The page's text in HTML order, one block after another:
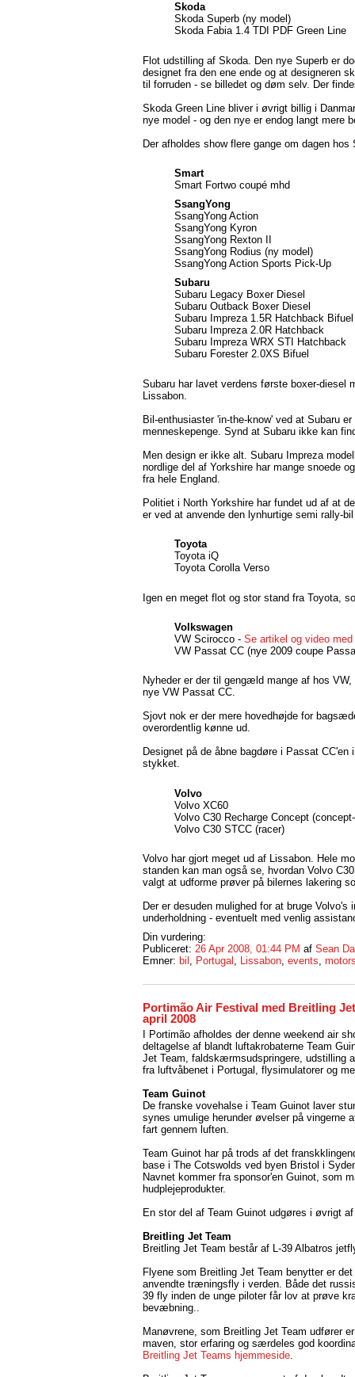
Skoda
Skoda Superb (ny model)
Skoda Fabia 1.4 TDI PDF Green Line
Flot udstilling af Skoda. Den nye Superb er
designet fra den ene ende og at designeren
til forruden - se billedet og døm selv. Der
Skoda Green Line bliver i øvrigt billig i
nye model - og den nye er endog langt mere
Der afholdes show flere gange om dagen
Smart
Smart Fortwo coupé mhd
SsangYong
SsangYong Action
SsangYong Kyron
SsangYong Rexton II
SsangYong Rodius (ny model)
SsangYong Action Sports Pick-Up
Subaru
Subaru Legacy Boxer Diesel
Subaru Outback Boxer Diesel
Subaru Impreza 1.5R Hatchback Bifuel
Subaru Impreza 2.0R Hatchback
Subaru Impreza WRX STI Hatchback
Subaru Forester 2.0XS Bifuel
Subaru har lavet verdens første boxer-diesel
Lissabon.
Bil-enthusiaster 'in-the-know' ved at Subaru
menneskepenge. Synd at Subaru ikke kan
Men design er ikke alt. Subaru Impreza
nordlige del af Yorkshire har mange snoede
fra hele England.
Politiet i North Yorkshire har fundet ud af at
er ved at anvende den lynhurtige semi rally-
Toyota
Toyota iQ
Toyota Corolla Verso
Igen en meget flot og stor stand fra Toyota,
Volkswagen
VW Scirocco - Se artikel og video
VW Passat CC (nye 2009 coupe
Nyheder er der til gengæld mange af hos
nye VW Passat CC.
Sjovt nok er der mere hovedhøjde for
overordentlig kønne ud.
Designet på de åbne bagdøre i Passat
stykket.
Volvo
Volvo XC60
Volvo C30 Recharge Concept
Volvo C30 STCC (racer)
Volvo har gjort meget ud af Lissabon. Hele
standen kan man også se, hvordan Volvo
valgt at udforme prøver på bilernes lakering
Der er desuden mulighed for at bruge
underholdning - eventuelt med venlig
Din vurdering:
Publiceret: 26 Apr 2008, 01:44 PM af Sean
Emner: bil , Portugal , Lissabon, events,
Portimão Air Festival med Breitling
april 2008
I Portimão afholdes der denne weekend air
deltagelse af blandt luftakrobaterne Team
Jet Team, faldskærmsudspringere, udstilling
fra luftvåbenet i Portugal, flysimulatorer og
Team Guinot
De franske vovehalse i Team Guinot laver
synes umulige herunder øvelser på vingerne
fart gennem luften.
Team Guinot har på trods af det
base i The Cotswolds ved byen Bristol i
Navnet kommer fra sponsor'en Guinot, som
hudplejeprodukter.
En stor del af Team Guinot udgøres i øvrigt
Breitling Jet Team
Breitling Jet Team består af L-39 Albatros
Flyene som Breitling Jet Team benytter er
anvendte træningsfly i verden. Både det
39 fly inden de unge piloter får lov at prøve
bevæbning..
Manøvrene, som Breitling Jet Team udfører
maven, stor erfaring og særdeles god
Breitling Jet Teams hjemmeside